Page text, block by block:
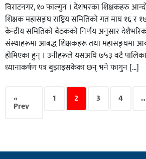
विराटनगर, १० फाल्गुन । देशभरका शिक्षकहरु
शिक्षक महासङ्घ राष्ट्रिय समितिको गत माघ १६ र
केन्द्रीय समितिको बैठकको निर्णय अनुसार
संस्थाहरूमा आबद्ध शिक्षकहरू तथा महासङ्घमा
होमिएका हुन् । उनीहरूले यसअघि ७५३ वटै
ध्यानाकर्षण पत्र बुझाइसकेका छन् भने फागुन […]
«
Prev
1 2 3 4